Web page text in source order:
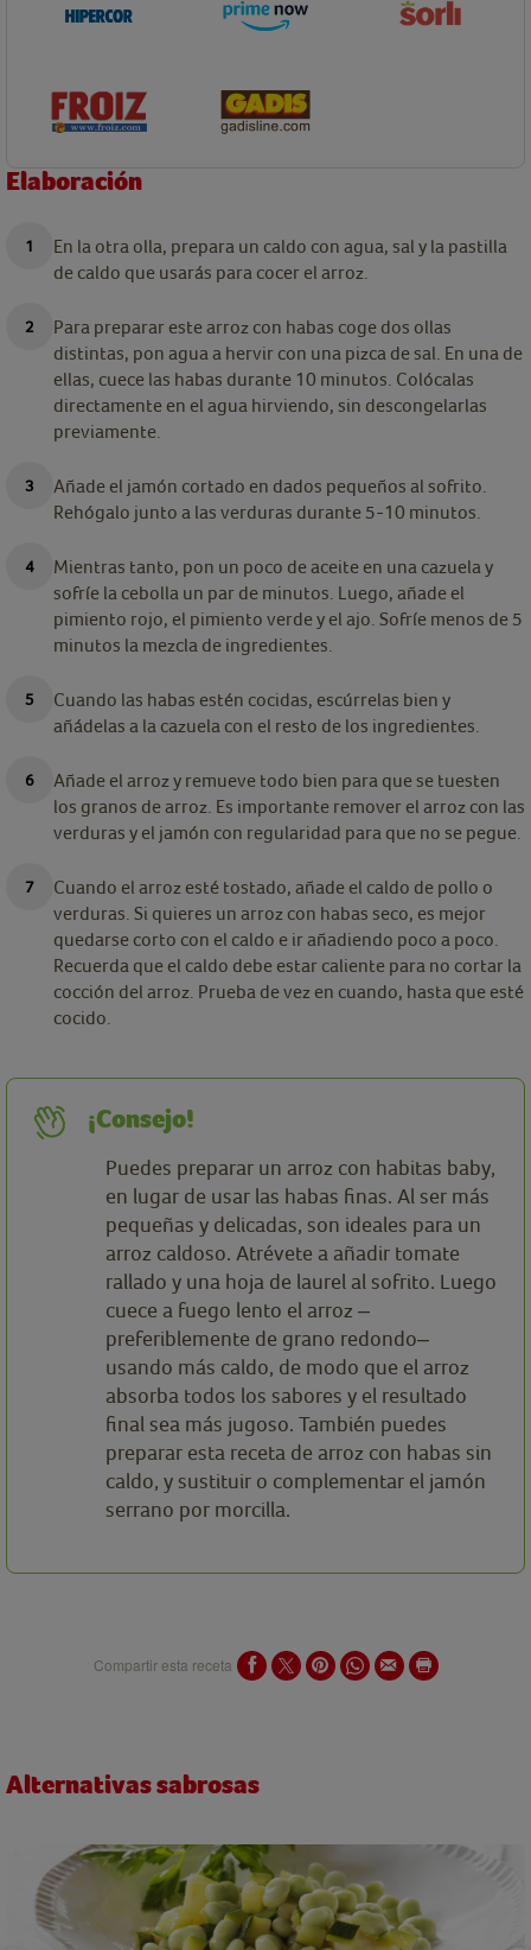
Elaboración
En la otra olla, prepara un caldo con agua, sal y la pastilla
de caldo que usarás para cocer el arroz.
Para preparar este arroz con habas coge dos ollas
distintas, pon agua a hervir con una pizca de sal. En una de
ellas, cuece las habas durante 10 minutos. Colócalas
directamente en el agua hirviendo, sin descongelarlas
previamente.
Añade el jamón cortado en dados pequeños al sofrito.
Rehógalo junto a las verduras durante 5-10 minutos.
Mientras tanto, pon un poco de aceite en una cazuela y
sofríe la cebolla un par de minutos. Luego, añade el
pimiento rojo, el pimiento verde y el ajo. Sofríe menos de 5
minutos la mezcla de ingredientes.
Cuando las habas estén cocidas, escúrrelas bien y
añádelas a la cazuela con el resto de los ingredientes.
Añade el arroz y remueve todo bien para que se tuesten
los granos de arroz. Es importante remover el arroz con las
verduras y el jamón con regularidad para que no se pegue.
Cuando el arroz esté tostado, añade el caldo de pollo o
verduras. Si quieres un arroz con habas seco, es mejor
quedarse corto con el caldo e ir añadiendo poco a poco.
Recuerda que el caldo debe estar caliente para no cortar la
cocción del arroz. Prueba de vez en cuando, hasta que esté
cocido.
¡Consejo!
Puedes preparar un arroz con habitas baby,
en lugar de usar las habas finas. Al ser más
pequeñas y delicadas, son ideales para un
arroz caldoso. Atrévete a añadir tomate
rallado y una hoja de laurel al sofrito. Luego
cuece a fuego lento el arroz ‒
preferiblemente de grano redondo‒
usando más caldo, de modo que el arroz
absorba todos los sabores y el resultado
final sea más jugoso. También puedes
preparar esta receta de arroz con habas sin
caldo, y sustituir o complementar el jamón
serrano por morcilla.
Compartir esta receta
Alternativas sabrosas